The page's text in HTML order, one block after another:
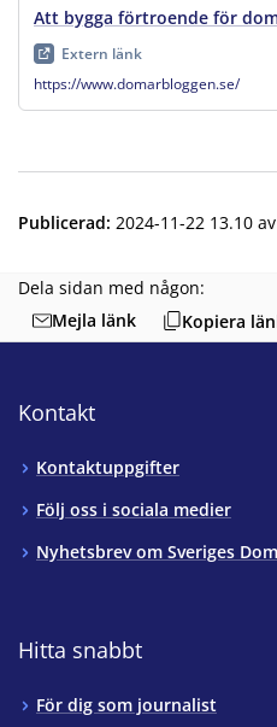
Att bygga förtroende för
Extern länk
https://www.domarbloggen.se/
Publicerad: 2024-11-22 13.10 av
Dela sidan med någon:
Mejla länk
Kopiera
Kontakt
Kontaktuppgifter
Följ oss i sociala medier
Nyhetsbrev om Sveriges
Hitta snabbt
För dig som journalist